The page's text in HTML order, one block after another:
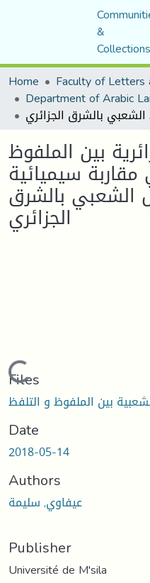
&
Collections
Home
الجزائري
بين الملفوظ
سيميائية
الشعبي بالشرق
الجزائري
Loading...
Files
Date
2018-05-14
Authors
عيفاوي, سليمة
Publisher
Université de M'sila